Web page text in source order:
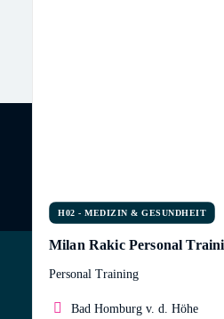
H02 - MEDIZIN & GESUNDHEIT
Milan Rakic Personal
Personal Training
Bad Homburg v. d. Höhe